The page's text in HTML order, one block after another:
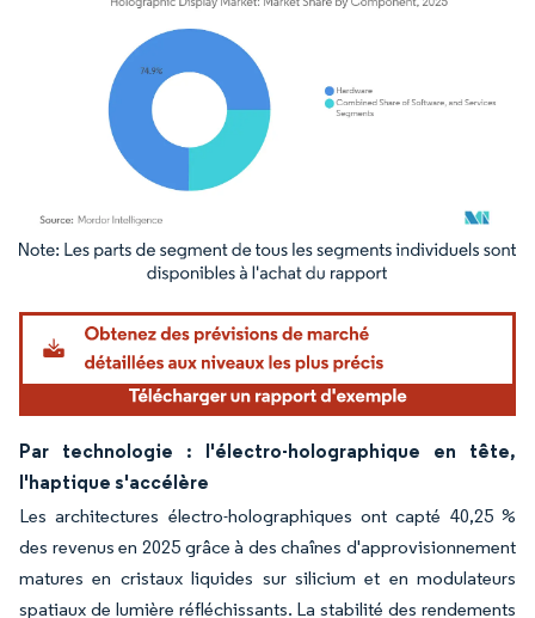
Image © Mordor Intelligence. La réutilisation nécessite une attribution sous CC BY
Par technologie : l'électro-holographique en tête,
l'haptique s'accélère
Les architectures électro-holographiques ont capté 40,25 %
des revenus en 2025 grâce à des chaînes d'approvisionnement
matures en cristaux liquides sur silicium et en modulateurs
spatiaux de lumière réfléchissants. La stabilité des rendements